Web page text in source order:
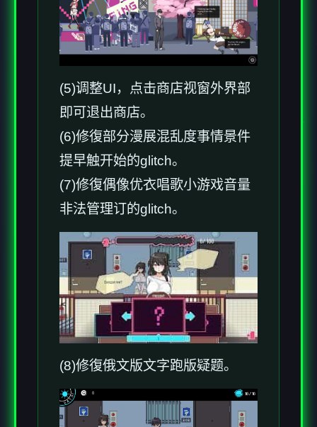
(5)调整UI，点击商店视窗外界部
即可退出商店。
(6)修復部分漫展混乱度事情景件
提早触开始的glitch。
(7)修復偶像优衣唱歌小游戏音量
非法管理订的glitch。
(8)修復俄文版文字跑版疑题。